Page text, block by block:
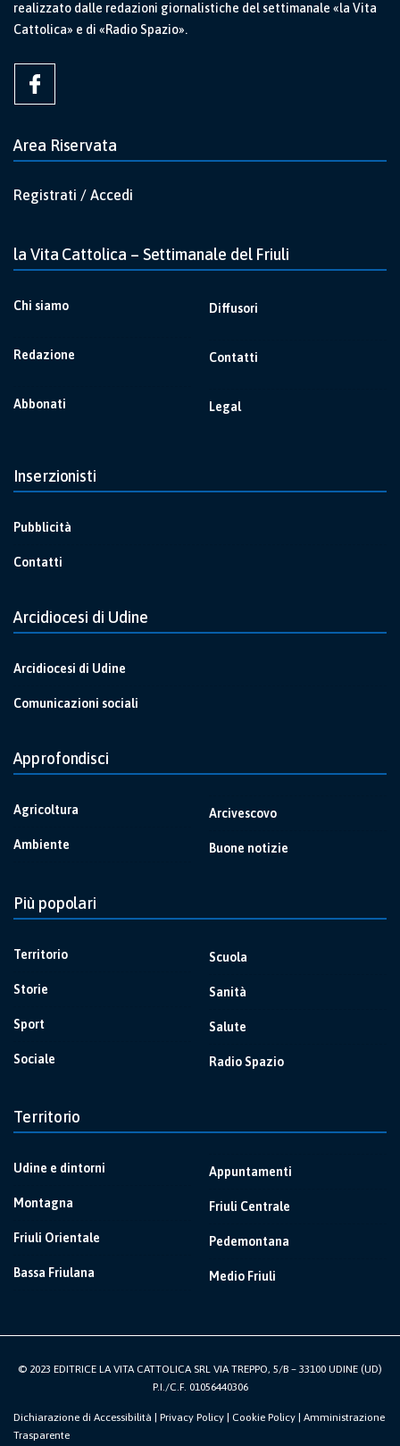
realizzato dalle redazioni giornalistiche del settimanale «la Vita
Cattolica» e di «Radio Spazio».
Area Riservata
Registrati / Accedi
la Vita Cattolica – Settimanale del Friuli
Chi siamo
Redazione
Abbonati
Diffusori
Contatti
Legal
Inserzionisti
Pubblicità
Contatti
Arcidiocesi di Udine
Arcidiocesi di Udine
Comunicazioni sociali
Approfondisci
Agricoltura
Ambiente
Arcivescovo
Buone notizie
Più popolari
Territorio
Storie
Sport
Sociale
Scuola
Sanità
Salute
Radio Spazio
Territorio
Udine e dintorni
Montagna
Friuli Orientale
Bassa Friulana
Appuntamenti
Friuli Centrale
Pedemontana
Medio Friuli
© 2023 EDITRICE LA VITA CATTOLICA SRL VIA TREPPO, 5/B – 33100 UDINE (UD)
P.I./C.F. 01056440306
Dichiarazione di Accessibilità | Privacy Policy | Cookie Policy | Amministrazione
Trasparente